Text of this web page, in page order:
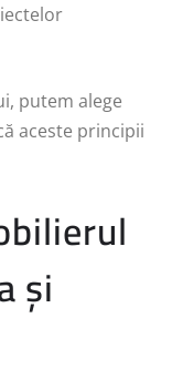
putem alege
aceste principii
și